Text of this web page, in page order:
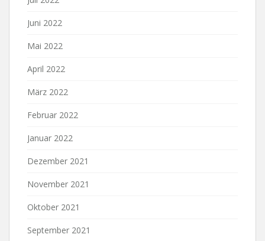
Juni 2022
Mai 2022
April 2022
März 2022
Februar 2022
Januar 2022
Dezember 2021
November 2021
Oktober 2021
September 2021